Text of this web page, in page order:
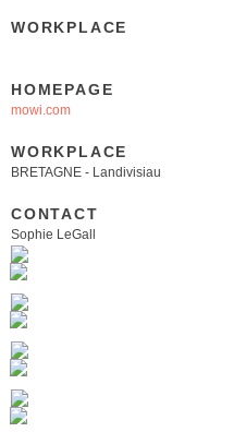
WORKPLACE
HOMEPAGE
mowi.com
WORKPLACE
BRETAGNE - Landivisiau
CONTACT
Sophie LeGall